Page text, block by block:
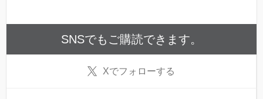
SNSでもご購読できます。
Xでフォローする